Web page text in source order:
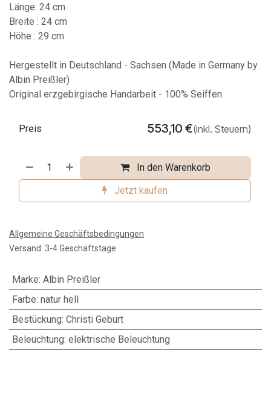
Länge: 24 cm
Breite : 24 cm
Höhe : 29 cm
Hergestellt in Deutschland - Sachsen (Made in Germany by
Albin Preißler)
Original erzgebirgische Handarbeit - 100% Seiffen
In den Warenkorb
Jetzt kaufen
Preis 553,10 €(inkl. Steuern)
Allgemeine Geschäftsbedingungen
Versand: 3-4 Geschäftstage
Marke: Albin Preißler
Farbe: natur hell
Bestückung: Christi Geburt
Beleuchtung: elektrische Beleuchtung